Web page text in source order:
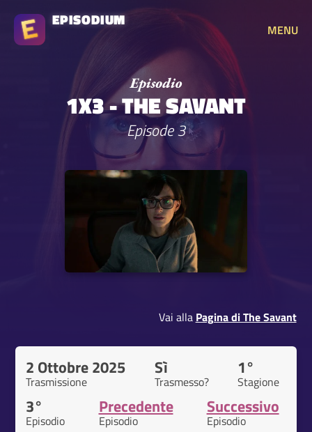
EPISODIUM
MENU
1X3 - THE SAVANT
Episode 3
Vai alla Pagina di The Savant
2 Ottobre 2025
Trasmissione
Sì
Trasmesso?
1°
Stagione
3°
Episodio
Precedente
Episodio
Successivo
Episodio